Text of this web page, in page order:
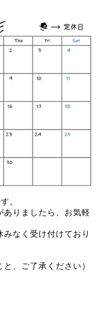
。
ありましたら、お気軽
みなく受け付けており
、ご了承ください）